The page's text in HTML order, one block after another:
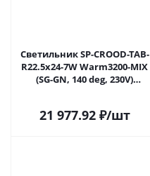
Светильник SP-CROOD-TAB-
R22.5x24-7W Warm3200-MIX
(SG-GN, 140 deg, 230V)
21 977.92₽/шт